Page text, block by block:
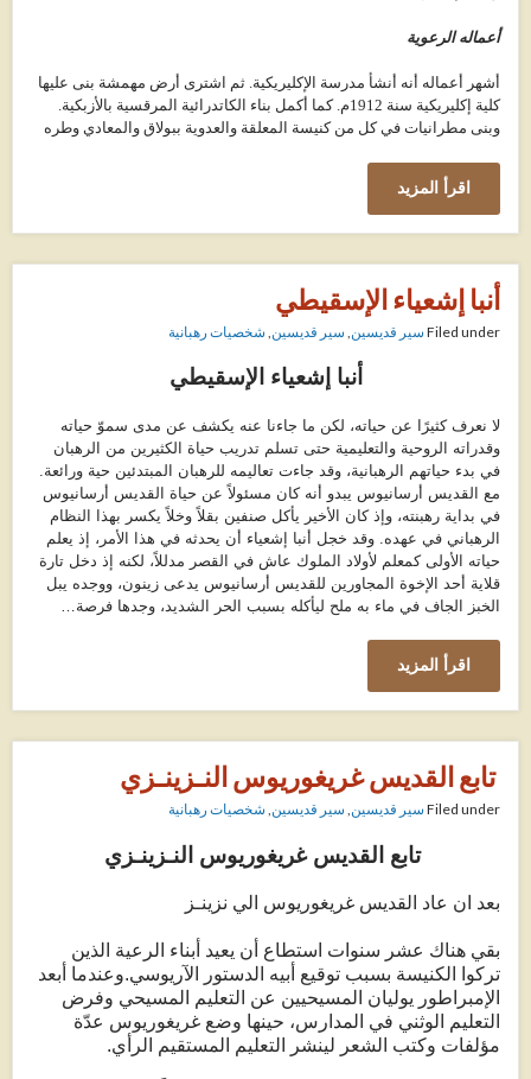
أعماله الرعوية
أشهر أعماله أنه أنشأ مدرسة الإكليريكية. ثم اشترى أرض مهمشة بنى عليها
كلية إكليريكية سنة 1912م. كما أكمل بناء الكاتدرائية المرقسية بالأزبكية.
وبنى مطرانيات في كل من كنيسة المعلقة والعدوية ببولاق والمعادي وطره
اقرأ المزيد
أنبا إشعياء الإسقيطي
Filed underسير قديسين, سير قديسين, شخصيات رهبانية
أنبا إشعياء الإسقيطي
لا نعرف كثيرًا عن حياته، لكن ما جاءنا عنه يكشف عن مدى سموّ حياته
وقدراته الروحية والتعليمية حتى تسلم تدريب حياة الكثيرين من الرهبان
في بدء حياتهم الرهبانية، وقد جاءت تعاليمه للرهبان المبتدئين حية ورائعة.
مع القديس أرسانيوس يبدو أنه كان مسئولاً عن حياة القديس أرسانيوس
في بداية رهبنته، وإذ كان الأخير يأكل صنفين بقلاً وخلاً يكسر بهذا النظام
الرهباني في عهده. وقد خجل أنبا إشعياء أن يحدثه في هذا الأمر، إذ يعلم
حياته الأولى كمعلم لأولاد الملوك عاش في القصر مدللاً، لكنه إذ دخل تارة
قلاية أحد الإخوة المجاورين للقديس أرسانيوس يدعى زينون، ووجده يبل
الخبز الجاف في ماء به ملح ليأكله بسبب الحر الشديد، وجدها فرصة…
اقرأ المزيد
تابع القديس غريغوريوس النـزينـزي
Filed underسير قديسين,سير قديسين,شخصيات رهبانية
تابع القديس غريغوريوس النـزينـزي
بعد ان عاد القديس غريغوريوس الي نزينـز
بقي هناك عشر سنوات استطاع أن يعيد أبناء الرعية الذين
تركوا الكنيسة بسبب توقيع أبيه الدستور الآريوسي.وعندما أبعد
الإمبراطور يوليان المسيحيين عن التعليم المسيحي وفرض
التعليم الوثني في المدارس، حينها وضع غريغوريوس عدّة
مؤلفات وكتب الشعر لينشر التعليم المستقيم الرأي.